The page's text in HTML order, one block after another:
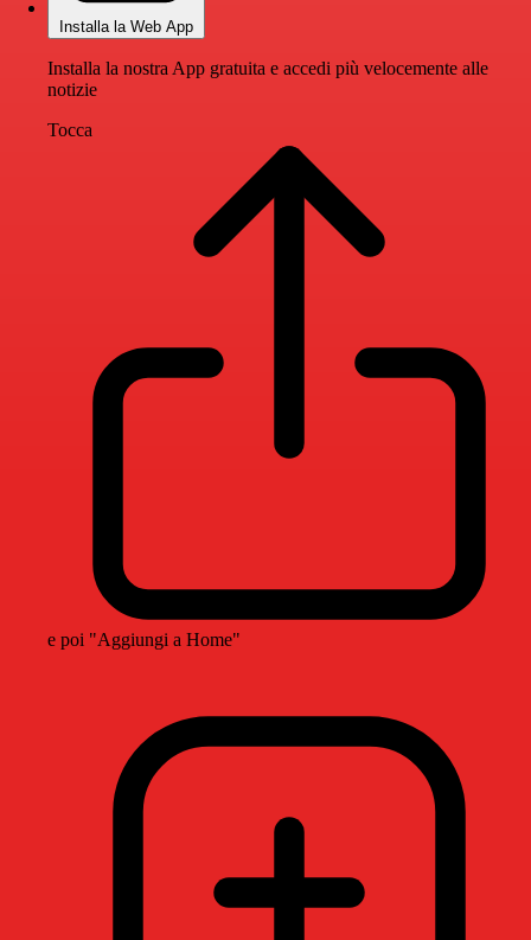
Installa la Web App
Installa la nostra App gratuita e accedi più velocemente alle
notizie
Tocca
e poi "Aggiungi a Home"